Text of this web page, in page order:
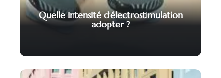
Quelle intensité d’électrostimulation
adopter ?